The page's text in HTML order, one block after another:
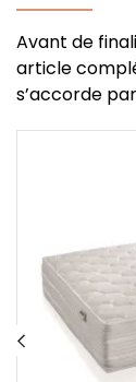
Avant de
article
s’accorde